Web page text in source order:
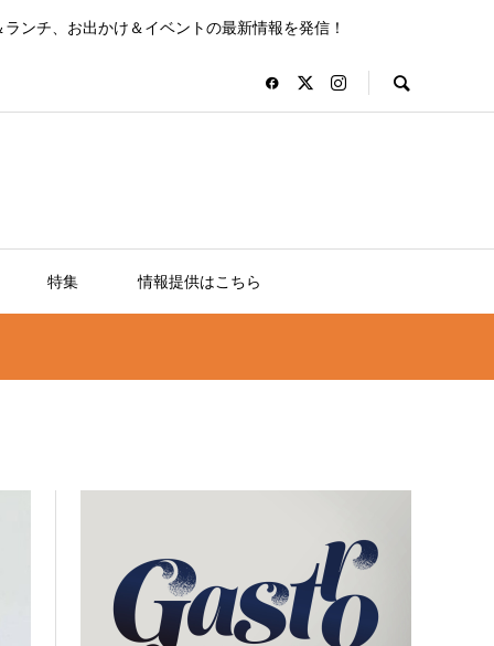
ンチ、お出かけ＆イベントの最新情報を発信！
特集 情報提供はこちら